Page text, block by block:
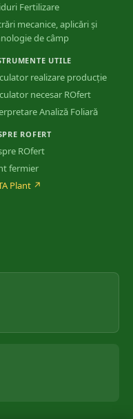
Fertilizare
mecanice, aplicări și
de câmp
UTILE
realizare producție
necesar ROfert
Analiză Foliară
ROFERT
ROfert
fermier
Plant ↗